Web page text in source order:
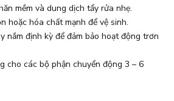
mềm và dung dịch tẩy rửa nhẹ.
hoặc hóa chất mạnh để vệ sinh.
nắm định kỳ để đảm bảo hoạt động trơn
cho các bộ phận chuyển động 3 – 6